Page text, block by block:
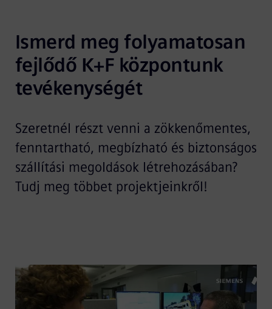
Ismerd meg folyamatosan
fejlődő K+F központunk
tevékenységét
Szeretnél részt venni a zökkenőmentes,
fenntartható, megbízható és biztonságos
szállítási megoldások létrehozásában?
Tudj meg többet projektjeinkről!